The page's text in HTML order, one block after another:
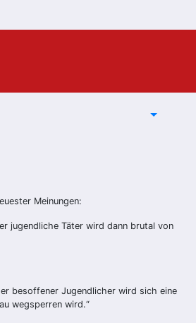
Meinungen:
jugendliche Täter wird dann brutal von
besoffener Jugendlicher wird sich eine
wegsperren wird.“